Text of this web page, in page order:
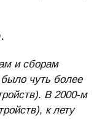
и сборам
было чуть более
В 2000-м
к лету